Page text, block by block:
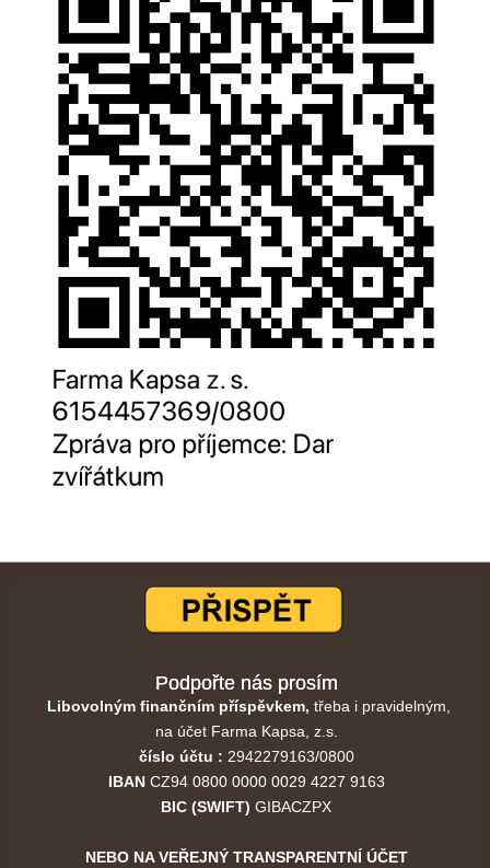
Podpořte nás prosím
Libovolným finančním příspěvkem, třeba i pravidelným,
na účet Farma Kapsa, z.s.
číslo účtu : 2942279163/0800
IBANCZ94 0800 0000 0029 4227 9163
BIC (SWIFT) GIBACZPX
NEBO NA VEŘEJNÝ TRANSPARENTNÍ ÚČET